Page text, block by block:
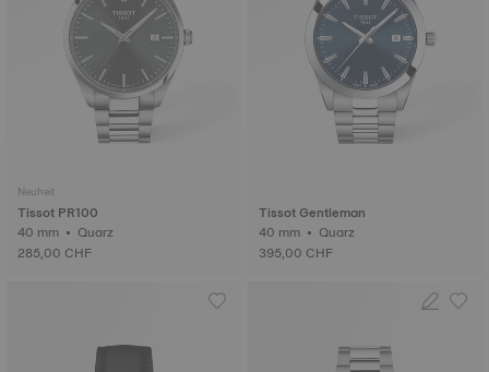
Neuheit
Tissot PR100
40 mm • Quarz
285,00 CHF
Tissot Gentleman
40 mm • Quarz
395,00 CHF